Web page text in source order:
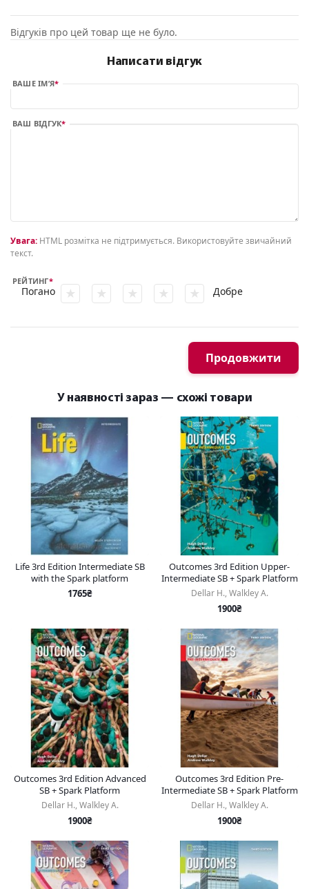
Відгуків про цей товар ще не було.
Написати відгук
ВАШЕ ІМ’Я
ВАШ ВІДГУК
Увага: HTML розмітка не підтримується. Використовуйте звичайний
текст.
РЕЙТИНГ
Погано Добре
Продовжити
У наявності зараз — схожі товари
Life 3rd Edition Intermediate SB
with the Spark platform
1765₴
Outcomes 3rd Edition Upper-
Intermediate SB + Spark Platform
Dellar H., Walkley A.
1900₴
Outcomes 3rd Edition Advanced
SB + Spark Platform
Dellar H., Walkley A.
1900₴
Outcomes 3rd Edition Pre-
Intermediate SB + Spark Platform
Dellar H., Walkley A.
1900₴